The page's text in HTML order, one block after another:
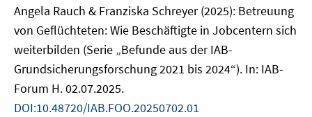
Angela Rauch & Franziska Schreyer (2025): Betreuung
von Geflüchteten: Wie Beschäftigte in Jobcentern sich
weiterbilden (Serie „Befunde aus der IAB-
Grundsicherungsforschung 2021 bis 2024“). In: IAB-
Forum H. 02.07.2025.
DOI:10.48720/IAB.FOO.20250702.01